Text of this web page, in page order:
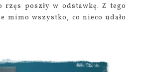
poszły w odstawkę. Z tego
wszystko, co nieco udało